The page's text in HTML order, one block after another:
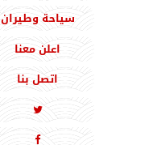
سياحة وطيران
اعلن معنا
اتصل بنا

